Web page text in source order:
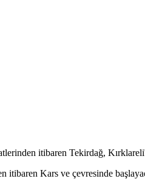
itibaren Tekirdağ,
itibaren Kars ve çevresinde